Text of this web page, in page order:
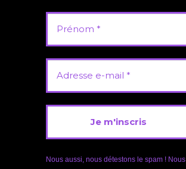
Nous aussi, nous détestons le spam ! Nous